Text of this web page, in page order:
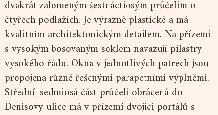
dvakrát zalomeným šestnáctiosým průčelím o
čtyřech podlažích. Je výrazně plastické a má
kvalitním architektonickým detailem. Na přízemí
s vysokým bosovaným soklem navazují pilastry
vysokého řádu. Okna v jednotlivých patrech jsou
propojena různě řešenými parapetními výplněmi.
Střední, sedmiosá část průčelí obrácená do
Denisovy ulice má v přízemí dvojici portálů s